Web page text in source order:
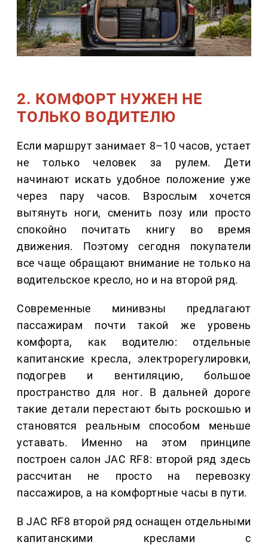
2. КОМФОРТ НУЖЕН НЕ
ТОЛЬКО ВОДИТЕЛЮ
Если маршрут занимает 8–10 часов, устает
не только человек за рулем. Дети
начинают искать удобное положение уже
через пару часов. Взрослым хочется
вытянуть ноги, сменить позу или просто
спокойно почитать книгу во время
движения. Поэтому сегодня покупатели
все чаще обращают внимание не только на
водительское кресло, но и на второй ряд.
Современные минивэны предлагают
пассажирам почти такой же уровень
комфорта, как водителю: отдельные
капитанские кресла, электрорегулировки,
подогрев и вентиляцию, большое
пространство для ног. В дальней дороге
такие детали перестают быть роскошью и
становятся реальным способом меньше
уставать. Именно на этом принципе
построен салон JAC RF8: второй ряд здесь
рассчитан не просто на перевозку
пассажиров, а на комфортные часы в пути.
В JAC RF8 второй ряд оснащен отдельными
капитанскими креслами с